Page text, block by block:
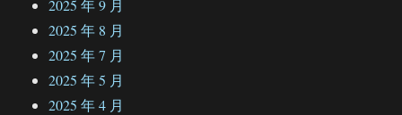
2025 年 9 月
2025 年 8 月
2025 年 7 月
2025 年 5 月
2025 年 4 月